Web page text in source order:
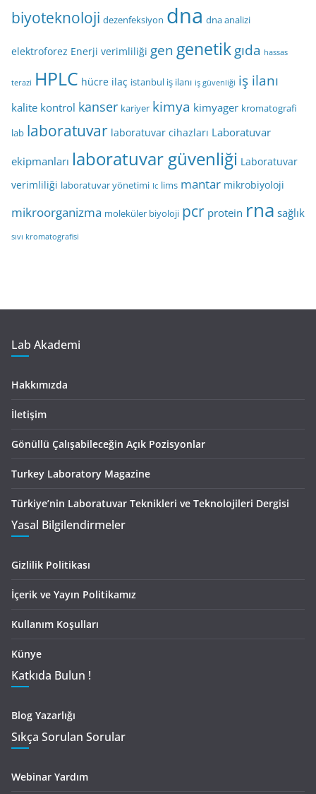
biyoteknoloji dezenfeksiyon dna dna analizi
elektroforez Enerji verimliliği gen genetikgıda hassas
terazi HPLC hücre ilaç istanbul iş ilanı iş güvenliği iş ilanı
kalite kontrol kanser kariyer kimya kimyager kromatografi
lab laboratuvar laboratuvar cihazları Laboratuvar
ekipmanları laboratuvar güvenliği Laboratuvar
verimliliği laboratuvar yönetimi lc lims mantar mikrobiyoloji
mikroorganizma moleküler biyoloji pcr protein rna sağlık
sıvı kromatografisi
Lab Akademi
Hakkımızda
İletişim
Gönüllü Çalışabileceğin Açık Pozisyonlar
Turkey Laboratory Magazine
Türkiye’nin Laboratuvar Teknikleri ve Teknolojileri Dergisi
Yasal Bilgilendirmeler
Gizlilik Politikası
İçerik ve Yayın Politikamız
Kullanım Koşulları
Künye
Katkıda Bulun !
Blog Yazarlığı
Sıkça Sorulan Sorular
Webinar Yardım